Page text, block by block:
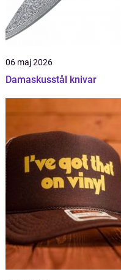
06 maj 2026
Damaskusstål knivar